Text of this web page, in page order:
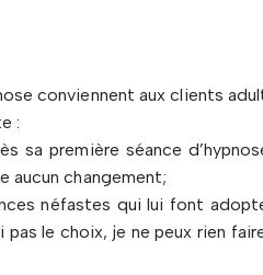
conviennent aux clients
:
sa première séance
aucun changement;
néfastes qui lui font
pas le choix, je ne peux rien